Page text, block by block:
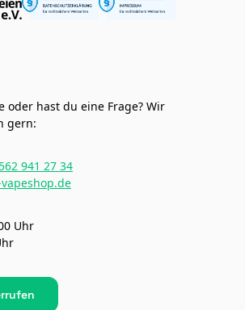
oder hast du eine Frage? Wir
gern:
941 27 34
Uhr